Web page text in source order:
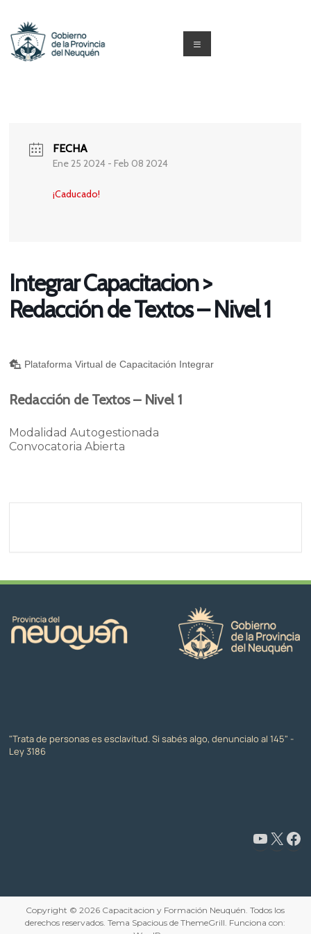
contenido
Formación
Neuquén
Menú
FECHA
Ene 25 2024 - Feb 08 2024
¡Caducado!
Integrar Capacitacion >
Redacción de Textos – Nivel 1
Plataforma Virtual de Capacitación Integrar
Redacción de Textos – Nivel 1
Modalidad Autogestionada
Convocatoria Abierta
"Trata de personas es esclavitud. Si sabés algo, denuncialo al 145" -
Ley 3186
www.youtube.com/@CapacitaciónyFormaciónNeuquén X Facebook
Copyright © 2026 Capacitacion y Formación Neuquén. Todos los
derechos reservados. Tema Spacious de ThemeGrill. Funciona con: